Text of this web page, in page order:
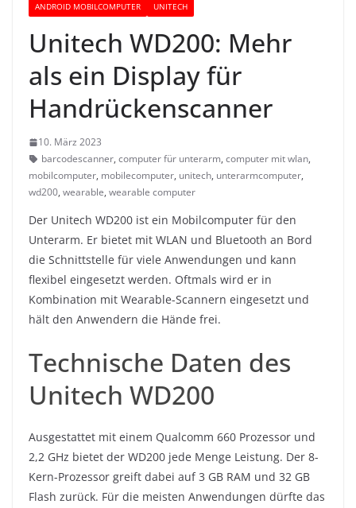
ANDROID MOBILCOMPUTER UNITECH
Unitech WD200: Mehr
als ein Display für
Handrückenscanner
10. März 2023
barcodescanner, computer für unterarm, computer mit wlan,
mobilcomputer, mobilecomputer, unitech, unterarmcomputer,
wd200, wearable, wearable computer
Der Unitech WD200 ist ein Mobilcomputer für den
Unterarm. Er bietet mit WLAN und Bluetooth an Bord
die Schnittstelle für viele Anwendungen und kann
flexibel eingesetzt werden. Oftmals wird er in
Kombination mit Wearable-Scannern eingesetzt und
hält den Anwendern die Hände frei.
Technische Daten des
Unitech WD200
Ausgestattet mit einem Qualcomm 660 Prozessor und
2,2 GHz bietet der WD200 jede Menge Leistung. Der 8-
Kern-Prozessor greift dabei auf 3 GB RAM und 32 GB
Flash zurück. Für die meisten Anwendungen dürfte das